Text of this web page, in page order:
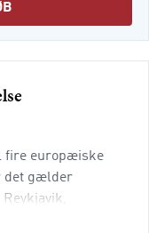
fire europæiske
det gælder